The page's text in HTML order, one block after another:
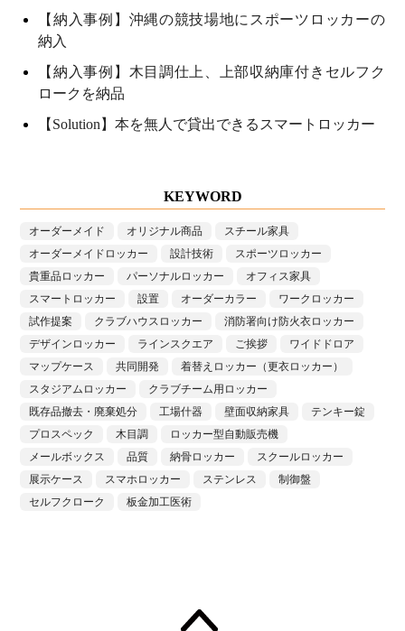
【納入事例】沖縄の競技場地にスポーツロッカーの
納入
【納入事例】木目調仕上、上部収納庫付きセルフク
ロークを納品
【Solution】本を無人で貸出できるスマートロッカー
KEYWORD
オーダーメイド オリジナル商品
スチール家具
オーダーメイドロッカー
設計技術
スポーツロッカー
貴重品ロッカー
パーソナルロッカー
オフィス家具
スマートロッカー
設置 オーダーカラー
ワークロッカー
試作提案
クラブハウスロッカー
消防署向け防火衣ロッカー
デザインロッカー
ラインスクエア ご挨拶
ワイドドロア
マップケース
共同開発
着替えロッカー（更衣ロッカー）
スタジアムロッカー
クラブチーム用ロッカー
既存品撤去・廃棄処分
工場什器 壁面収納家具
テンキー錠
プロスペック
木目調
ロッカー型自動販売機
メールボックス
品質 納骨ロッカー
スクールロッカー
展示ケース
スマホロッカー ステンレス
制御盤
セルフクローク
板金加工医術